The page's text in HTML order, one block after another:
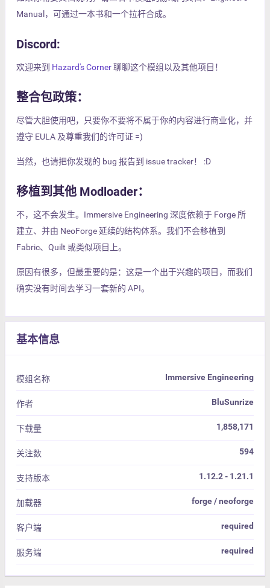
Manual，可通过一本书和一个拉杆合成。
Discord:
欢迎来到 Hazard's Corner聊聊这个模组以及其他项目！
整合包政策：
尽管大胆使用吧，只要你不要将不属于你的内容进行商业化，并
遵守 EULA 及尊重我们的许可证 =)
当然，也请把你发现的 bug 报告到 issue tracker！ :D
移植到其他 Modloader：
不，这不会发生。Immersive Engineering 深度依赖于 Forge 所
建立、并由 NeoForge 延续的结构体系。我们不会移植到
Fabric、Quilt 或类似项目上。
原因有很多，但最重要的是：这是一个出于兴趣的项目，而我们
确实没有时间去学习一套新的 API。
基本信息
模组名称 Immersive Engineering
作者 BluSunrize
下载量 1,858,171
关注数 594
支持版本 1.12.2 - 1.21.1
加载器 forge / neoforge
客户端 required
服务端 required